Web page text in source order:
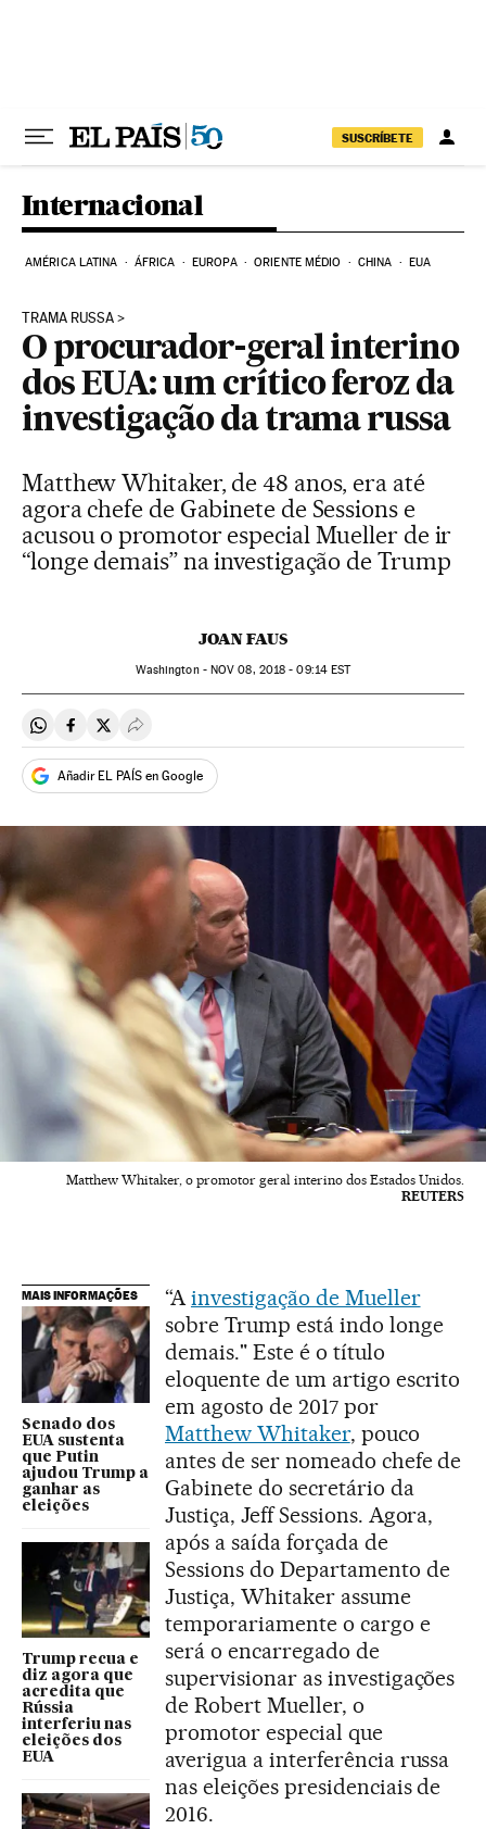
SUSCRÍBETE
Internacional
AMÉRICA LATINA ÁFRICA EUROPA ORIENTE MÉDIO CHINA EUA
TRAMA RUSSA
O procurador-geral interino
dos EUA: um crítico feroz da
investigação da trama russa
Matthew Whitaker, de 48 anos, era até
agora chefe de Gabinete de Sessions e
acusou o promotor especial Mueller de ir
“longe demais” na investigação de Trump
JOAN FAUS
Washington - NOV 08, 2018 - 09:14EST
Compartir en Whatsapp
Compartir en Facebook
Compartir en Twitter
Desplegar Redes Sociales
Añadir EL PAÍS en Google
Matthew Whitaker, o promotor geral interino dos Estados Unidos.
REUTERS
MAIS INFORMAÇÕES
Senado dos
EUA sustenta
que Putin
ajudou Trump a
ganhar as
eleições
Trump recua e
diz agora que
acredita que
Rússia
interferiu nas
eleições dos
EUA
“Ainvestigação de Mueller
sobre Trump está indo longe
demais." Este é o título
eloquente de um artigo escrito
em agosto de 2017 por
Matthew Whitaker, pouco
antes de ser nomeado chefe de
Gabinete do secretário da
Justiça, Jeff Sessions. Agora,
após a saída forçada de
Sessions do Departamento de
Justiça, Whitaker assume
temporariamente o cargo e
será o encarregado de
supervisionar as investigações
de Robert Mueller, o
promotor especial que
averigua a interferência russa
nas eleições presidenciais de
2016.